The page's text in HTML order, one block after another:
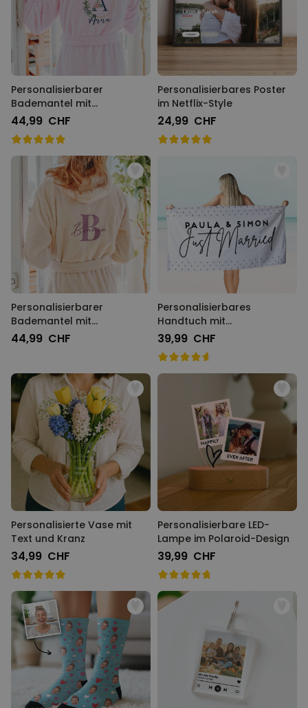
Personalisierbarer
Bademantel mit
Monogramm im
Blumenmuster
44,99 CHF
Personalisierbares Poster
im Netflix-Style
24,99 CHF
Personalisierbarer
Bademantel mit
Monogramm und Name
44,99 CHF
Personalisierbares
Handtuch mit
verschiedenen
Hintergründen
39,99 CHF
Personalisierte Vase mit
Text und Kranz
34,99 CHF
Personalisierbare LED-
Lampe im Polaroid-Design
39,99 CHF